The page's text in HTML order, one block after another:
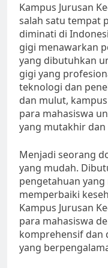
Kampus Jurusan
salah satu tempat
diminati di
gigi menawarkan
yang dibutuhkan
gigi yang
teknologi dan
dan mulut,
para mahasiswa
yang mutakhir
Menjadi seorang
yang mudah.
pengetahuan
memperbaiki
Kampus Jurusan
para mahasiswa
komprehensif dan
yang